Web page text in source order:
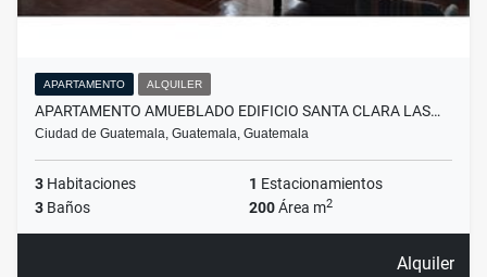
APARTAMENTO ALQUILER
APARTAMENTO AMUEBLADO EDIFICIO SANTA CLARA LAS…
Ciudad de Guatemala, Guatemala, Guatemala
3 Habitaciones 1 Estacionamientos
3 Baños 200Área m2
Alquiler